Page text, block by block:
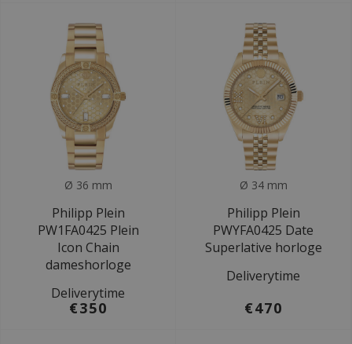
Ø 36 mm
Philipp Plein
PW1FA0425 Plein
Icon Chain
dameshorloge
Deliverytime
€350
Ø 34 mm
Philipp Plein
PWYFA0425 Date
Superlative horloge
Deliverytime
€470